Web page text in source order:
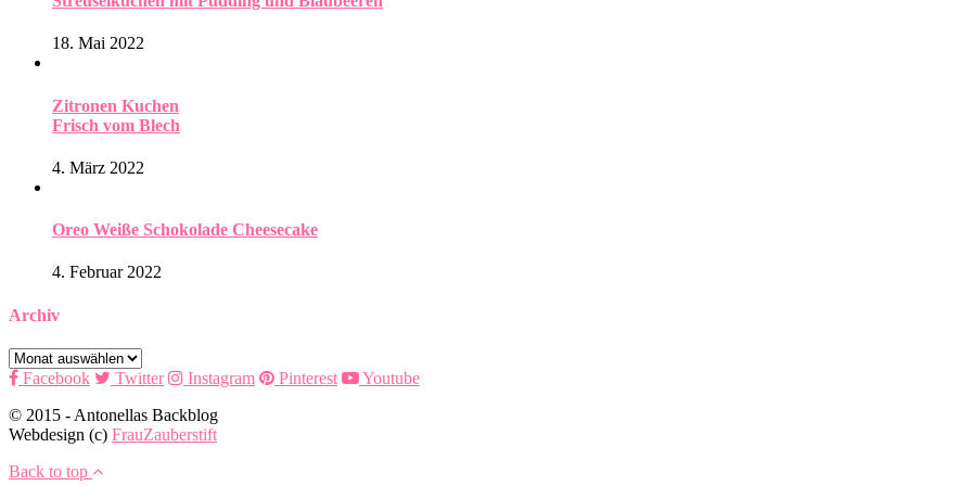
18. Mai 2022
Zitronen Kuchen
Frisch vom Blech
4. März 2022
Oreo Weiße Schokolade Cheesecake
4. Februar 2022
Archiv
Archiv
Facebook
Twitter Instagram Pinterest
Youtube
© 2015 - Antonellas Backblog
Webdesign (c) FrauZauberstift
Back to top